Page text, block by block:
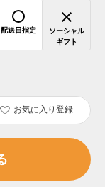
配送日指定
ソーシャル
ギフト
お気に入り登録